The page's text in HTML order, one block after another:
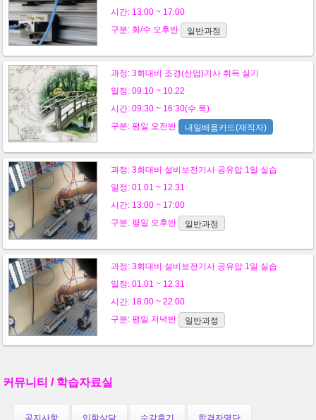
시간: 13:00 ~ 17:00
구분: 화/수 오후반 일반과정
과정: 3회대비 조경(산업)기사 취득 실기
일정: 09.10 ~ 10.22
시간: 09:30 ~ 16:30(수.목)
구분: 평일 오전반 내일배움카드(재직자)
과정: 3회대비 설비보전기사 공유압 1일 실습
일정: 01.01 ~ 12.31
시간: 13:00 ~ 17:00
구분: 평일 오후반 일반과정
과정: 3회대비 설비보전기사 공유압 1일 실습
일정: 01.01 ~ 12.31
시간: 18:00 ~ 22:00
구분: 평일 저녁반 일반과정
커뮤니티 / 학습자료실
공지사항 입학상담 수강후기 합격자명단